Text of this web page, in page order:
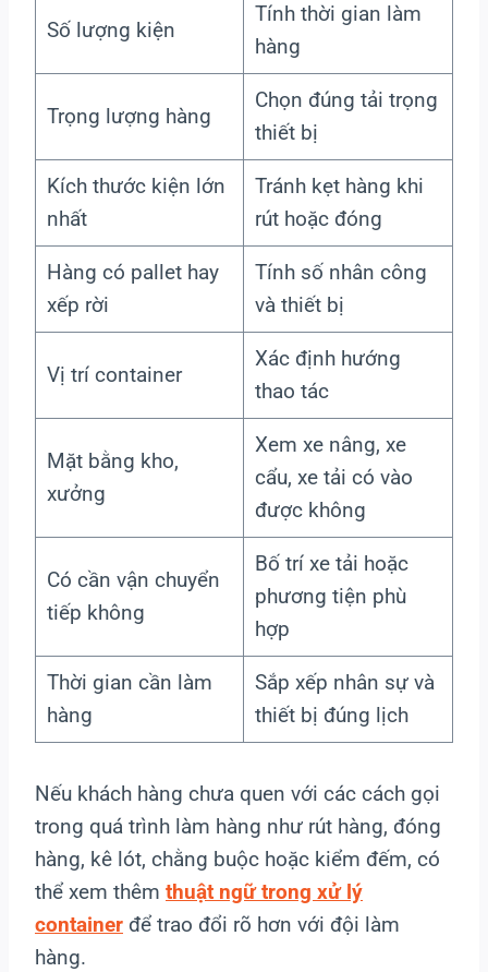
Số lượng kiện
Tính thời gian làm
hàng
Trọng lượng hàng
Chọn đúng tải trọng
thiết bị
Kích thước kiện lớn
nhất
Tránh kẹt hàng khi
rút hoặc đóng
Hàng có pallet hay
xếp rời
Tính số nhân công
và thiết bị
Vị trí container
Xác định hướng
thao tác
Mặt bằng kho,
xưởng
Xem xe nâng, xe
cẩu, xe tải có vào
được không
Có cần vận chuyển
tiếp không
Bố trí xe tải hoặc
phương tiện phù
hợp
Thời gian cần làm
hàng
Sắp xếp nhân sự và
thiết bị đúng lịch
Nếu khách hàng chưa quen với các cách gọi
trong quá trình làm hàng như rút hàng, đóng
hàng, kê lót, chằng buộc hoặc kiểm đếm, có
thể xem thêm thuật ngữ trong xử lý
container để trao đổi rõ hơn với đội làm
hàng.